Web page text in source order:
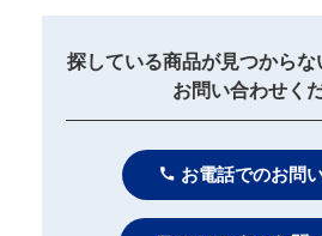
探している商品が見つから
お問い合わせく
お電話でのお問